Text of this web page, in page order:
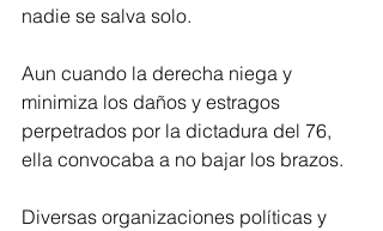
nadie se salva solo.
Aun cuando la derecha niega y
minimiza los daños y estragos
perpetrados por la dictadura del 76,
ella convocaba a no bajar los brazos.
Diversas organizaciones políticas y